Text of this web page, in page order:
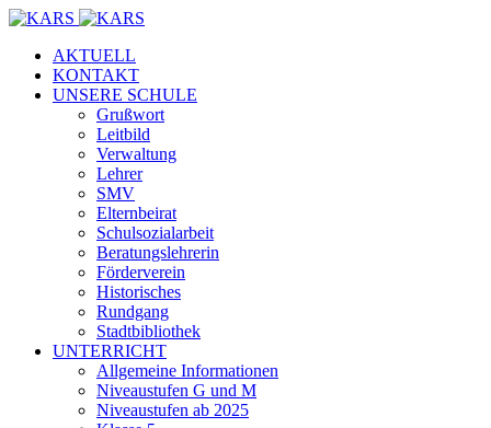
AKTUELL
KONTAKT
UNSERE SCHULE
Grußwort
Leitbild
Verwaltung
Lehrer
SMV
Elternbeirat
Schulsozialarbeit
Beratungslehrerin
Förderverein
Historisches
Rundgang
Stadtbibliothek
UNTERRICHT
Allgemeine Informationen
Niveaustufen G und M
Niveaustufen ab 2025